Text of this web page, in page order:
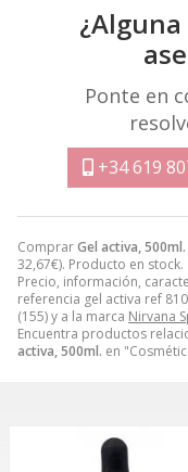
ComprarGel activa, 500ml.
32,67€). Producto en stock.
Precio, información,
referencia gel activa ref
(155) y a la marca Nirvana
Encuentra productos
activa, 500ml. en
Ponte en
+34 619